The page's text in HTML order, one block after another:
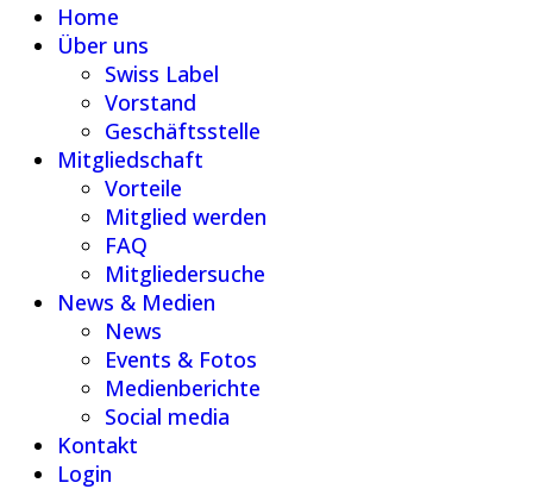
Home
Über uns
Swiss Label
Vorstand
Geschäftsstelle
Mitgliedschaft
Vorteile
Mitglied werden
FAQ
Mitgliedersuche
News & Medien
News
Events & Fotos
Medienberichte
Social media
Kontakt
Login